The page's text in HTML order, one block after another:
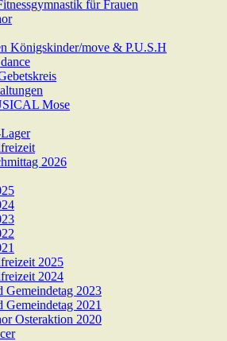
für Frauen
Königskinder/move & P.U.S.H
Mose
2026
2025
2024
Gemeindetag 2023
Gemeindetag 2021
Osteraktion 2020